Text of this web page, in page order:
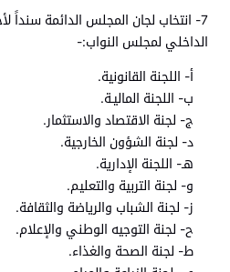
الداخلي لمجلس النواب:-
أ- اللجنة القانونية.
ب- اللجنة الماليـة.
ج- لجنة الاقتصاد والاستثمار.
د- لجنة الشؤون الخارجية.
هـ- اللجنة الإدارية.
و‌- لجنة التربية والتعليم.
ز‌- لجنة الشباب والرياضة والثقافة.
ح‌- لجنة التوجيه الوطني والإعلام.
ط- لجنة الصحة والغذاء.